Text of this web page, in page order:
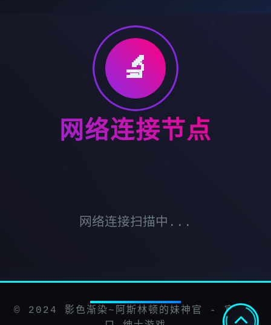
🔬
网络连接节点
网络连接扫描中...
© 2024 影色渐染~阿斯林顿的妹神官 - 官网入